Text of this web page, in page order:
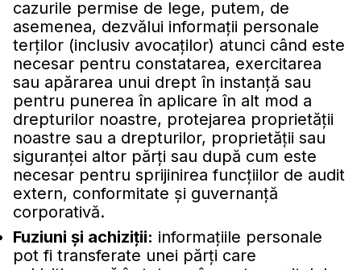
cazurile permise de lege, putem, de
asemenea, dezvălui informaţii personale
terţilor (inclusiv avocaţilor) atunci când este
necesar pentru constatarea, exercitarea
sau apărarea unui drept în instanţă sau
pentru punerea în aplicare în alt mod a
drepturilor noastre, protejarea proprietăţii
noastre sau a drepturilor, proprietăţii sau
siguranţei altor părţi sau după cum este
necesar pentru sprijinirea funcţiilor de audit
extern, conformitate şi guvernanţă
corporativă.
Fuziuni şi achiziţii: informaţiile personale
pot fi transferate unei părţi care